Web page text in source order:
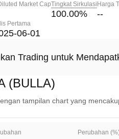
Market CapTingkat Sirkulasi
100.00%
Harga
--
Pertama
06-01
Trading untuk
(BULLA)
tampilan chart yang
Perubahan